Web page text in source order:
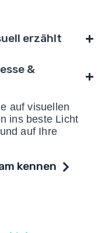
erzählt
&
auf visuellen
ins beste Licht
auf Ihre
kennen